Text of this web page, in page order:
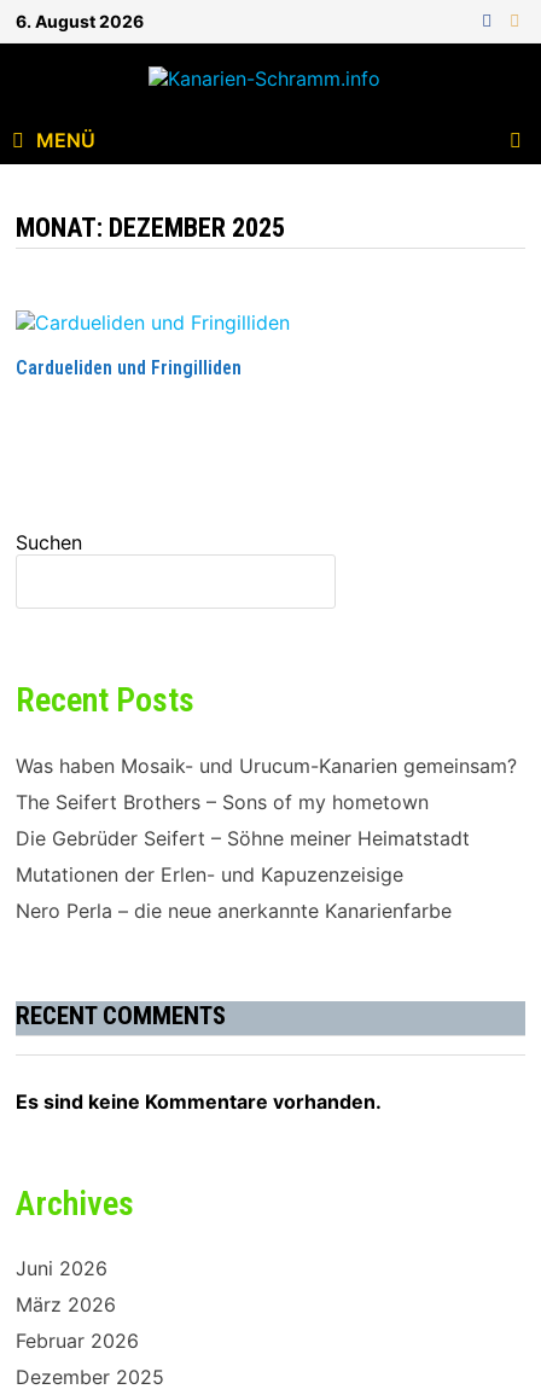
6. August 2026
MENÜ
MONAT: DEZEMBER 2025
Cardueliden und Fringilliden
Suchen
Recent Posts
Was haben Mosaik- und Urucum-Kanarien gemeinsam?
The Seifert Brothers – Sons of my hometown
Die Gebrüder Seifert – Söhne meiner Heimatstadt
Mutationen der Erlen- und Kapuzenzeisige
Nero Perla – die neue anerkannte Kanarienfarbe
RECENT COMMENTS
Es sind keine Kommentare vorhanden.
Archives
Juni 2026
März 2026
Februar 2026
Dezember 2025